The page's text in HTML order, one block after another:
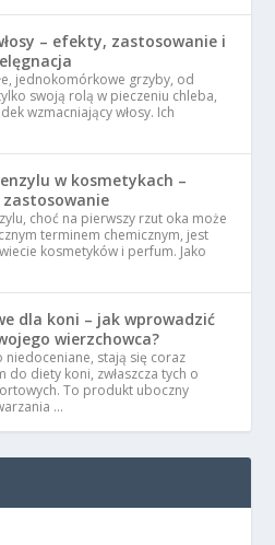
– efekty, zastosowanie i
jednokomórkowe grzyby, od
swoją rolą w pieczeniu chleba,
wzmacniający włosy. Ich
w kosmetykach –
zastosowanie
choć na pierwszy rzut oka może
terminem chemicznym, jest
kosmetyków i perfum. Jako
dla koni – jak wprowadzić
wierzchowca?
stają się coraz
diety koni, zwłaszcza tych o
To produkt uboczny
…